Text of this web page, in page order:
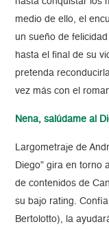
medio de ello, el
un sueño de
hasta el final de su
pretenda
vez más con el
Nena, salúdame al
Largometraje de
Diego” gira en torno
de contenidos de
su bajo rating.
Bertolotto), la